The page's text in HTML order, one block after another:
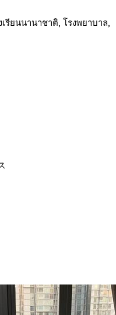
รียนนานาชาติ, โรงพยาบาล,